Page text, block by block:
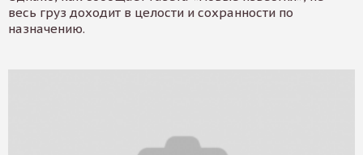
весь груз доходит в целости и сохранности по
назначению.